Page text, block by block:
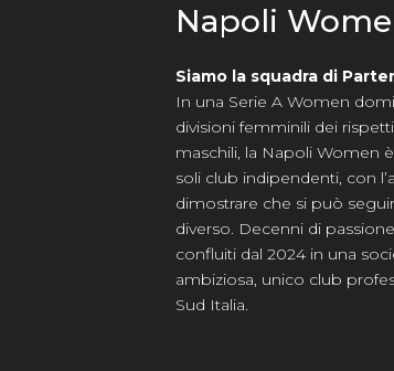
Napoli
Siamo la squadra di
In una Serie A Women
divisioni femminili dei
maschili, la Napoli Women
soli club indipendenti, con
dimostrare che si può
diverso. Decenni di
confluiti dal 2024 in una
ambiziosa, unico club
Sud Italia.